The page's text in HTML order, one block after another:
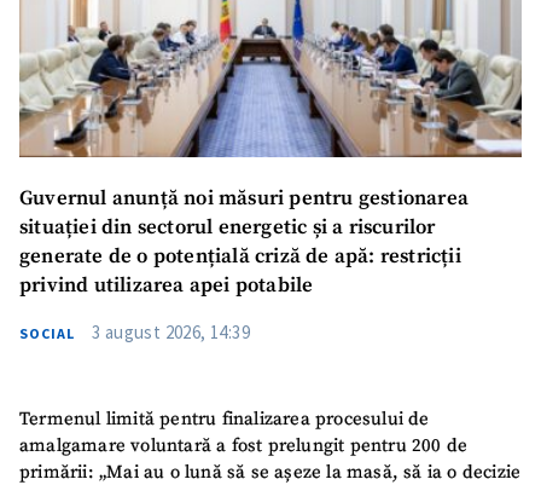
Guvernul anunță noi măsuri pentru gestionarea
situației din sectorul energetic și a riscurilor
generate de o potențială criză de apă: restricții
privind utilizarea apei potabile
SOCIAL 3 august 2026, 14:39
Termenul limită pentru finalizarea procesului de
amalgamare voluntară a fost prelungit pentru 200 de
primării: „Mai au o lună să se așeze la masă, să ia o decizie